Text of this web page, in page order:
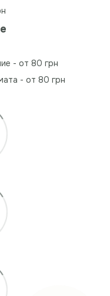
- от 80 грн
- от 80 грн